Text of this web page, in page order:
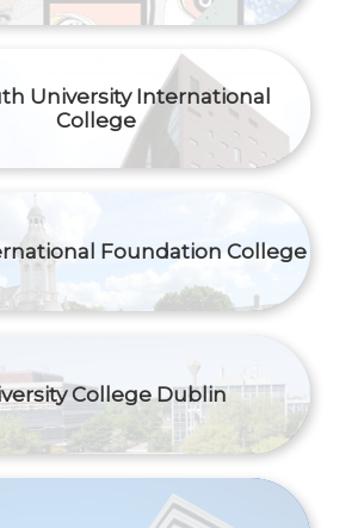
University International
College
Foundation College
College Dublin